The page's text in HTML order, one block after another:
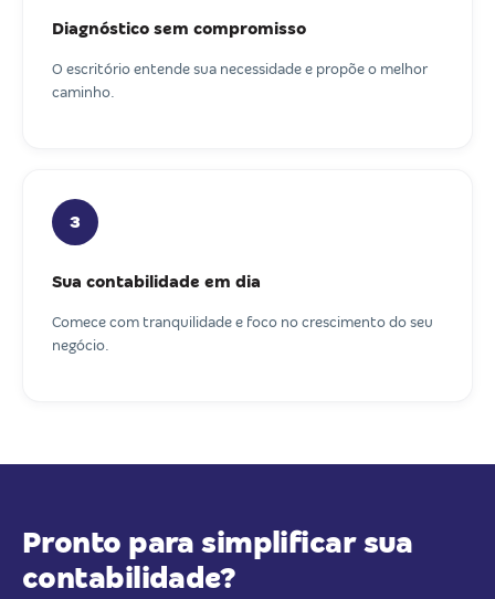
Diagnóstico sem compromisso
O escritório entende sua necessidade e propõe o melhor
caminho.
3
Sua contabilidade em dia
Comece com tranquilidade e foco no crescimento do seu
negócio.
Pronto para simplificar sua
contabilidade?